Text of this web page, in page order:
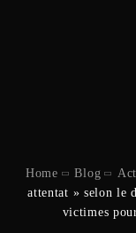
Home Blog
attentat » selon le
victimes